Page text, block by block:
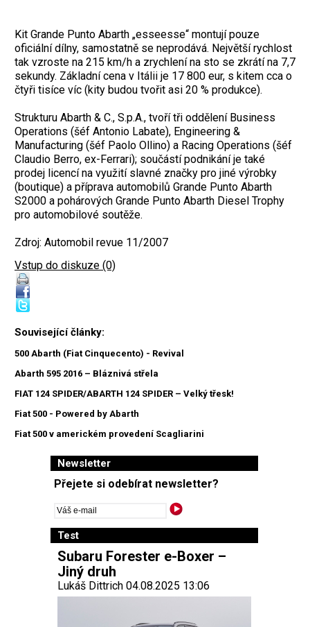
Kit Grande Punto Abarth „esseesse“ montují pouze
oficiální dílny, samostatně se neprodává. Největší rychlost
tak vzroste na 215 km/h a zrychlení na sto se zkrátí na 7,7
sekundy. Základní cena v Itálii je 17 800 eur, s kitem cca o
čtyři tisíce víc (kity budou tvořit asi 20 % produkce).
Strukturu Abarth & C., S.p.A., tvoří tři oddělení Business
Operations (šéf Antonio Labate), Engineering &
Manufacturing (šéf Paolo Ollino) a Racing Operations (šéf
Claudio Berro, ex-Ferrari); součástí podnikání je také
prodej licencí na využití slavné značky pro jiné výrobky
(boutique) a příprava automobilů Grande Punto Abarth
S2000 a pohárových Grande Punto Abarth Diesel Trophy
pro automobilové soutěže.
Zdroj: Automobil revue 11/2007
Vstup do diskuze (0)
Související články:
500 Abarth (Fiat Cinquecento) - Revival
Abarth 595 2016 – Bláznivá střela
FIAT 124 SPIDER/ABARTH 124 SPIDER – Velký třesk!
Fiat 500 - Powered by Abarth
Fiat 500 v americkém provedení Scagliarini
Newsletter
Přejete si odebírat newsletter?
Test
Subaru Forester e-Boxer –
Jiný druh
Lukáš Dittrich 04.08.2025 13:06